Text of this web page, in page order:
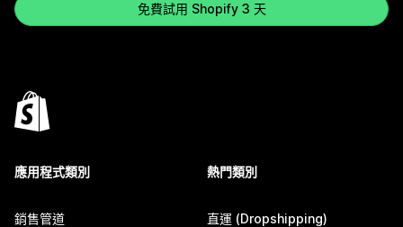
免費試用 Shopify 3 天
應用程式類別
銷售管道
熱門類別
直運 (Dropshipping)